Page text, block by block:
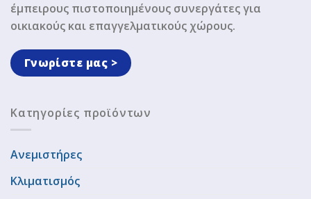
έμπειρους πιστοποιημένους συνεργάτες για
οικιακούς και επαγγελματικούς χώρους.
Γνωρίστε μας >
Κατηγορίες προϊόντων
Ανεμιστήρες
Κλιματισμός